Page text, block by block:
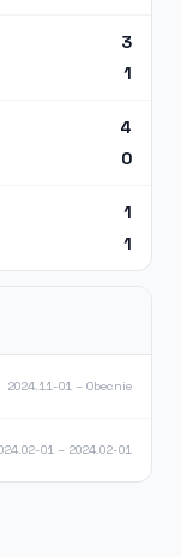
3
1
4
0
1
1
2024.11-01 – Obecnie
01 – 2024.02-01